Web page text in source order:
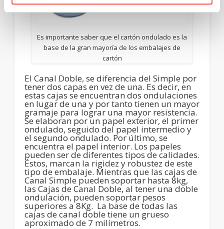
Es importante saber que el cartón ondulado es la
base de la gran mayoría de los embalajes de
cartón
El Canal Doble, se diferencia del Simple por
tener dos capas en vez de una. Es decir, en
estas cajas se encuentran dos ondulaciones
en lugar de una y por tanto tienen un mayor
gramaje para lograr una mayor resistencia.
Se elaboran por un papel exterior, el primer
ondulado, seguido del papel intermedio y
el segundo ondulado. Por último, se
encuentra el papel interior. Los papeles
pueden ser de diferentes tipos de calidades.
Éstos, marcan la rigidez y robustez de este
tipo de embalaje. Mientras que las cajas de
Canal Simple pueden soportar hasta 8kg,
las Cajas de Canal Doble, al tener una doble
ondulación, pueden soportar pesos
superiores a 8Kg. La base de todas las
cajas de canal doble tiene un grueso
aproximado de 7 milímetros.